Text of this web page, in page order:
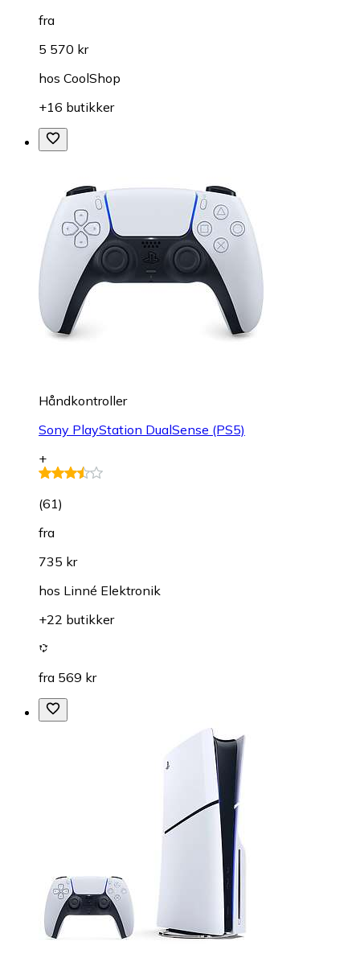
fra
5 570 kr
hos CoolShop
+16 butikker
Håndkontroller
Sony PlayStation DualSense (PS5)
+
(61)
fra
735 kr
hos Linné Elektronik
+22 butikker
fra 569 kr